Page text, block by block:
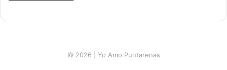
© 2026 | Yo Amo Puntarenas